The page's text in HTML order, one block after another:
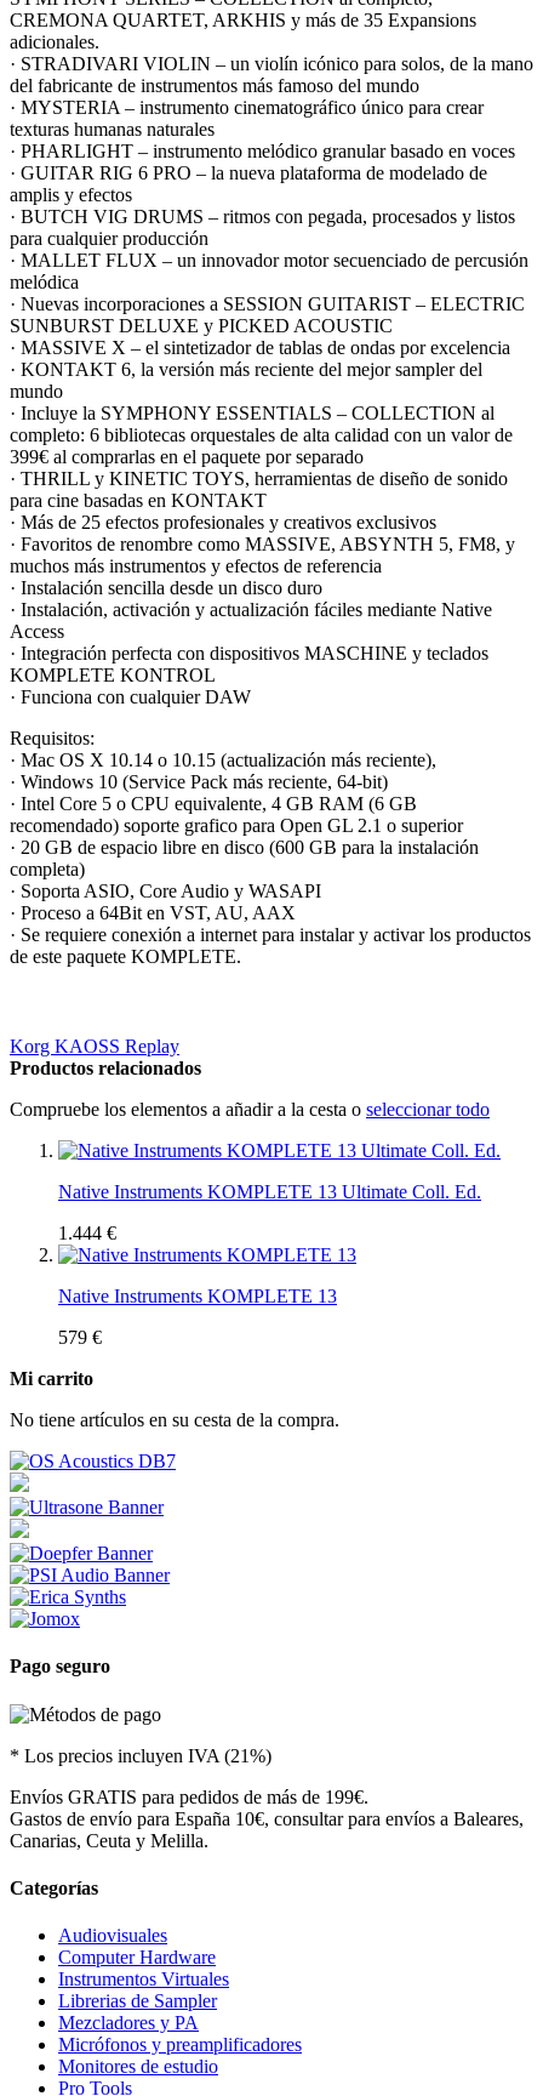
CREMONA QUARTET, ARKHIS y más de 35 Expansions
adicionales.
· STRADIVARI VIOLIN – un violín icónico para solos, de la mano
del fabricante de instrumentos más famoso del mundo
· MYSTERIA – instrumento cinematográfico único para crear
texturas humanas naturales
· PHARLIGHT – instrumento melódico granular basado en voces
· GUITAR RIG 6 PRO – la nueva plataforma de modelado de
amplis y efectos
· BUTCH VIG DRUMS – ritmos con pegada, procesados y listos
para cualquier producción
· MALLET FLUX – un innovador motor secuenciado de percusión
melódica
· Nuevas incorporaciones a SESSION GUITARIST – ELECTRIC
SUNBURST DELUXE y PICKED ACOUSTIC
· MASSIVE X – el sintetizador de tablas de ondas por excelencia
· KONTAKT 6, la versión más reciente del mejor sampler del
mundo
· Incluye la SYMPHONY ESSENTIALS – COLLECTION al
completo: 6 bibliotecas orquestales de alta calidad con un valor de
399€ al comprarlas en el paquete por separado
· THRILL y KINETIC TOYS, herramientas de diseño de sonido
para cine basadas en KONTAKT
· Más de 25 efectos profesionales y creativos exclusivos
· Favoritos de renombre como MASSIVE, ABSYNTH 5, FM8, y
muchos más instrumentos y efectos de referencia
· Instalación sencilla desde un disco duro
· Instalación, activación y actualización fáciles mediante Native
Access
· Integración perfecta con dispositivos MASCHINE y teclados
KOMPLETE KONTROL
· Funciona con cualquier DAW
Requisitos:
· Mac OS X 10.14 o 10.15 (actualización más reciente),
· Windows 10 (Service Pack más reciente, 64-bit)
· Intel Core 5 o CPU equivalente, 4 GB RAM (6 GB
recomendado) soporte grafico para Open GL 2.1 o superior
· 20 GB de espacio libre en disco (600 GB para la instalación
completa)
· Soporta ASIO, Core Audio y WASAPI
· Proceso a 64Bit en VST, AU, AAX
· Se requiere conexión a internet para instalar y activar los productos
de este paquete KOMPLETE.
Korg KAOSS Replay
Productos relacionados
Compruebe los elementos a añadir a la cesta o seleccionar todo
Native Instruments KOMPLETE 13 Ultimate Coll. Ed.
1.444 €
Native Instruments KOMPLETE 13
579 €
Mi carrito
No tiene artículos en su cesta de la compra.
Pago seguro
* Los precios incluyen IVA (21%)
Envíos GRATIS para pedidos de más de 199€.
Gastos de envío para España 10€, consultar para envíos a Baleares,
Canarias, Ceuta y Melilla.
Categorías
Audiovisuales
Computer Hardware
Instrumentos Virtuales
Librerias de Sampler
Mezcladores y PA
Micrófonos y preamplificadores
Monitores de estudio
Pro Tools